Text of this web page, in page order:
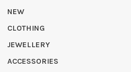
NEW
CLOTHING
JEWELLERY
ACCESSORIES